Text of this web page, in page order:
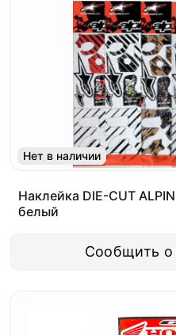
Нет в наличии
Наклейка DIE-CUT
белый
Сообщить о